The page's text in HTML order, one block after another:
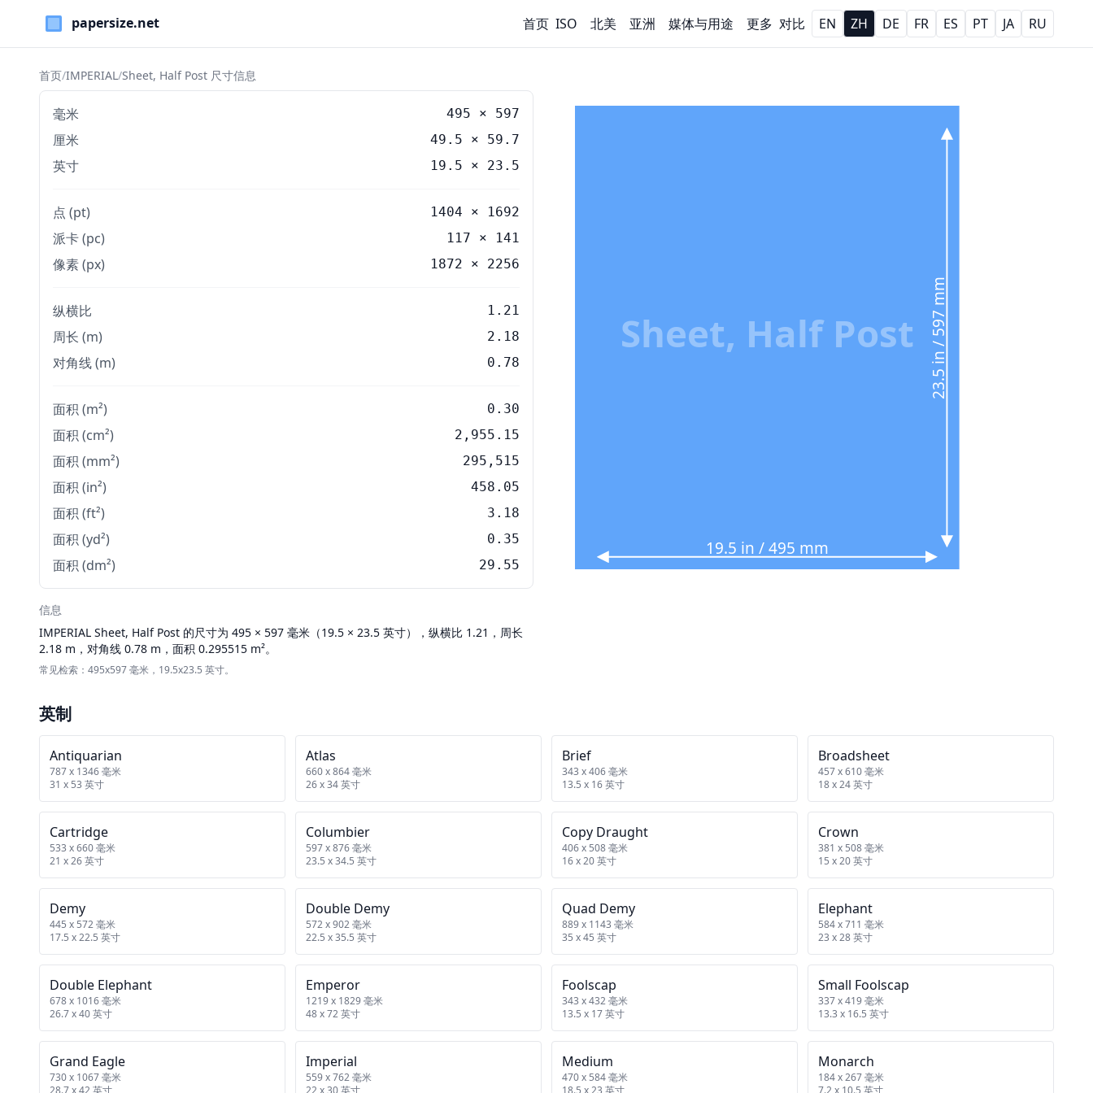
Paper Sizes 首页 ISO 北美 亚洲 媒体与用途 更多 对比 EN ZH DE FR ES PT JA RU
首页/IMPERIAL/Sheet, Half Post 尺寸信息
毫米 495 × 597
厘米 49.5 × 59.7
英寸 19.5 × 23.5
点 (pt) 1404 × 1692
派卡 (pc) 117 × 141
像素 (px) 1872 × 2256
纵横比 1.21
周长 (m) 2.18
对角线 (m) 0.78
面积 (m²) 0.30
面积 (cm²) 2,955.15
面积 (mm²) 295,515
面积 (in²) 458.05
面积 (ft²) 3.18
面积 (yd²) 0.35
面积 (dm²) 29.55
信息
IMPERIAL Sheet, Half Post 的尺寸为 495 × 597 毫米（19.5 × 23.5 英寸），纵横比 1.21，周长
2.18 m，对角线 0.78 m，面积 0.295515 m²。
常见检索：495x597 毫米，19.5x23.5 英寸。
19.5 in / 495 mm
23.5 in / 597 mm
Sheet, Half Post
英制
Antiquarian
787 x 1346 毫米
31 x 53 英寸
Atlas
660 x 864 毫米
26 x 34 英寸
Brief
343 x 406 毫米
13.5 x 16 英寸
Broadsheet
457 x 610 毫米
18 x 24 英寸
Cartridge
533 x 660 毫米
21 x 26 英寸
Columbier
597 x 876 毫米
23.5 x 34.5 英寸
Copy Draught
406 x 508 毫米
16 x 20 英寸
Crown
381 x 508 毫米
15 x 20 英寸
Demy
445 x 572 毫米
17.5 x 22.5 英寸
Double Demy
572 x 902 毫米
22.5 x 35.5 英寸
Quad Demy
889 x 1143 毫米
35 x 45 英寸
Elephant
584 x 711 毫米
23 x 28 英寸
Double Elephant
678 x 1016 毫米
26.7 x 40 英寸
Emperor
1219 x 1829 毫米
48 x 72 英寸
Foolscap
343 x 432 毫米
13.5 x 17 英寸
Small Foolscap
337 x 419 毫米
13.3 x 16.5 英寸
Grand Eagle
730 x 1067 毫米
28.7 x 42 英寸
Imperial
559 x 762 毫米
22 x 30 英寸
Medium
470 x 584 毫米
18.5 x 23 英寸
Monarch
184 x 267 毫米
7.2 x 10.5 英寸